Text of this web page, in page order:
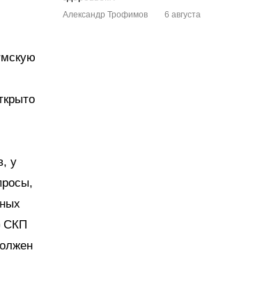
у
СКП
Александр Трофимов 6 августа